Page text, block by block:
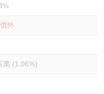
外
萬 (1.06%)